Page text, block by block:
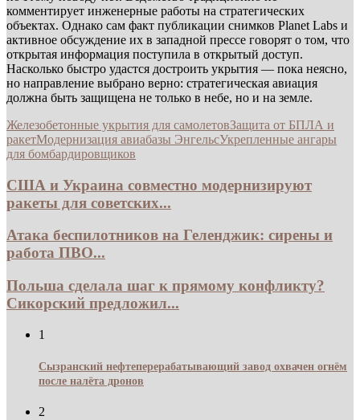
комментирует инженерные работы на стратегических
объектах. Однако сам факт публикации снимков Planet Labs и
активное обсуждение их в западной прессе говорят о том, что
открытая информация поступила в открытый доступ.
Насколько быстро удастся достроить укрытия — пока неясно,
но направление выбрано верно: стратегическая авиация
должна быть защищена не только в небе, но и на земле.
Железобетонные укрытия для самолетовЗащита от БПЛА и
ракетМодернизация авиабазы ЭнгельсУкрепленные ангары
для бомбардировщиков
США и Украина совместно модернизируют
ракеты для советских...
Атака беспилотников на Геленджик: сирены и
работа ПВО...
Польша сделала шаг к прямому конфликту?
Сикорский предложил...
1
Сызранский нефтеперерабатывающий завод охвачен огнём
после налёта дронов
2